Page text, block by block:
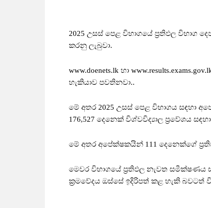
2025 උසස් පෙළ විභාගයේ ප්‍රතිඵල විභාග
කරනු ලැබුවා.
www.doenets.lk හා
හැකියාව පවතිනවා..
මේ අතර 2025 උසස් පෙළ විභාගය සඳහා
176,527 දෙනෙක් විශ්වවිද්‍යාල ප්‍රවේශය
මේ අතර අපේක්ෂකයින් 111 දෙනෙක්ගේ
මෙවර විභාගයේ ප්‍රතිඵල නැවත සමීක්ෂණය
ක්‍රමවේදය ඔස්සේ ඉදිරිපත් කළ හැකි බවටත්